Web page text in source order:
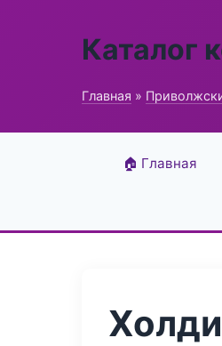
Каталог
Главная »
🏠 Главная